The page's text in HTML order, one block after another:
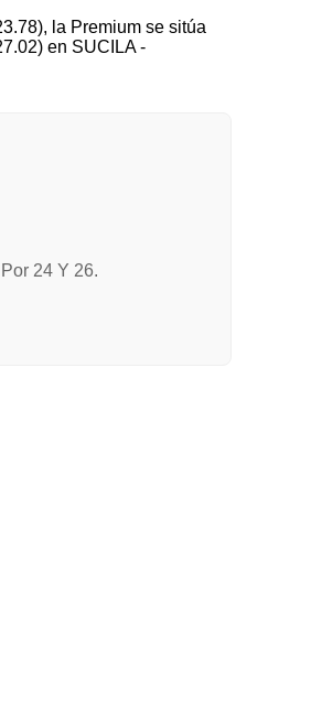
la Premium se sitúa
en SUCILA -
24 Y 26.